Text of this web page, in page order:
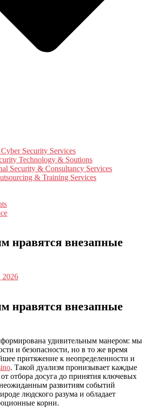
Security Services
Technology & Soutions
Security & Consultancy Services
& Training Services
нравятся внезапные
2026
нравятся внезапные
удивительным манером: мы
и безопасности, но в то же время
притяжение к неопределенности и
. Такой дуализм пронизывает каждые
отбора досуга до принятия ключевых
развитиям событий
людского разума и обладает
корни.